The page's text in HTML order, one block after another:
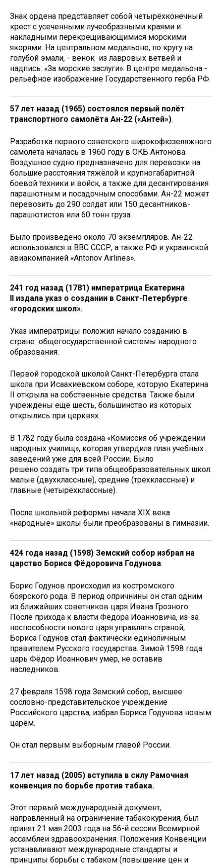
Знак ордена представляет собой четырёхконечный
крест с усеченными лучеобразными краями и
накладными перекрещивающимися морскими
якорями. На центральном медальоне, по кругу на
голубой эмали, - венок из лавровых ветвей и
надпись: «За морские заслуги». В центре медальона -
рельефное изображение Государственного герба РФ.
57 лет назад (1965) состоялся первый полёт
транспортного самолёта Ан-22 («Антей»).
Разработка первого советского широкофюзеляжного
самолета началась в 1960 году в ОКБ Антонова.
Воздушное судно предназначено для перевозки на
большие расстояния тяжёлой и крупногабаритной
боевой техники и войск, а также для десантирования
парашютным и посадочным способами. Ан-22 может
перевозить до 290 солдат или 150 десантников-
парашютистов или 60 тонн груза.
Было произведено около 70 экземпляров. Ан-22
использовался в ВВС СССР, а также РФ и украинской
авиакомпанией «Antonov Airlines».
241 год назад (1781) императрица Екатерина
II издала указ о создании в Санкт-Петербурге
«городских школ».
Указ императрицы положил начало созданию в
стране общегосударственной системы народного
образования.
Первой городской школой Санкт-Петербурга стала
школа при Исаакиевском соборе, которую Екатерина
II открыла на собственные средства. Также были
учреждены ещё шесть, большинство из которых
открылись при церквях.
В 1782 году была создана «Комиссия об учреждении
народных училищ», которая утвердила план учебных
заведений уже для всей России. Было
решено создать три типа общеобразовательных школ:
малые (двухклассные), средние (трёхклассные) и
главные (четырёхклассные).
После школьной реформы начала XIX века
«народные» школы были преобразованы в гимназии.
424 года назад (1598) Земский собор избрал на
царство Бориса Фёдоровича Годунова.
Борис Годунов происходил из костромского
боярского рода. В период опричнины он стал одним
из ближайших советников царя Ивана Грозного.
После прихода к власти Фёдора Иоанновича, из-за
неспособности нового царя управлять страной,
Бориса Годунов стал фактически единоличным
правителем Русского государства. Зимой 1598 года
царь Фёдор Иоаннович умер, не оставив
наследников.
27 февраля 1598 года Земский собор, высшее
сословно-представительское учреждение
Российского царства, избрал Бориса Годунова новым
царём.
Он стал первым выборным главой России.
17 лет назад (2005) вступила в силу Рамочная
конвенция по борьбе против табака.
Этот первый международный документ,
направленный на ограничение табакокурения, был
принят 21 мая 2003 года на 56-й сессии Всемирной
ассамблеи здравоохранения. Положения Конвенции
устанавливают международные стандарты и
принципы борьбы с табаком (повышение цен и